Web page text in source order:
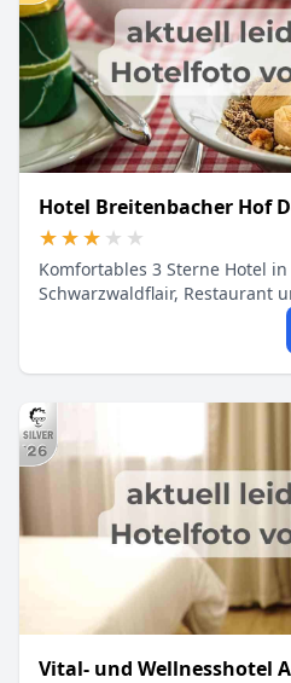
Hotel Breitenbacher Hof
★★★★★
★★★★★
Komfortables 3 Sterne Hotel
Schwarzwaldflair, Restaurant
Vital- und Wellnesshotel